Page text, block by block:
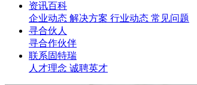
资讯百科
企业动态 解决方案 行业动态 常见问题
寻合伙人
寻合作伙伴
联系固特瑞
人才理念 诚聘英才